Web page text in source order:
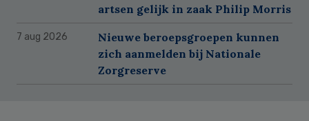
artsen gelijk in zaak Philip Morris
7 aug 2026
Nieuwe beroepsgroepen kunnen
zich aanmelden bij Nationale
Zorgreserve